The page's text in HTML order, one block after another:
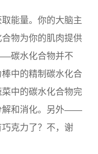
能量。你的大脑主
物为你的肌肉提供
碳水化合物并不
中的精制碳水化合
中的碳水化合物完
解和消化。另外——
克力了？不，谢